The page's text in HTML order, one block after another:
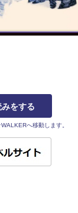
をする
へ移動します。